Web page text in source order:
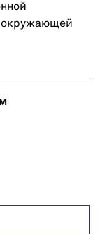
окружающей